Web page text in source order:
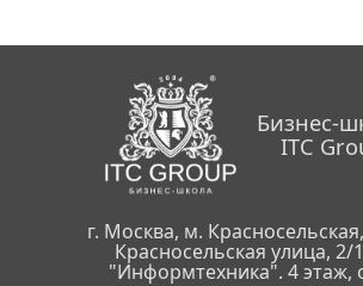
Бизнес-
ITC
г. Москва, м.
Красносельская улица, 2/
"Информтехника". 4 этаж,